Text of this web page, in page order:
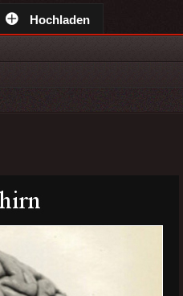
Hochladen